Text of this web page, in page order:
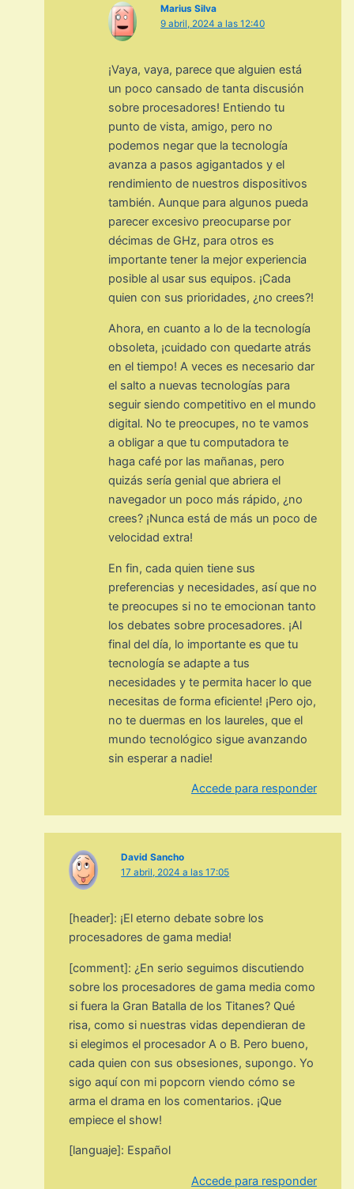
Marius Silva
9 abril, 2024 a las 12:40
¡Vaya, vaya, parece que alguien está
un poco cansado de tanta discusión
sobre procesadores! Entiendo tu
punto de vista, amigo, pero no
podemos negar que la tecnología
avanza a pasos agigantados y el
rendimiento de nuestros dispositivos
también. Aunque para algunos pueda
parecer excesivo preocuparse por
décimas de GHz, para otros es
importante tener la mejor experiencia
posible al usar sus equipos. ¡Cada
quien con sus prioridades, ¿no crees?!
Ahora, en cuanto a lo de la tecnología
obsoleta, ¡cuidado con quedarte atrás
en el tiempo! A veces es necesario dar
el salto a nuevas tecnologías para
seguir siendo competitivo en el mundo
digital. No te preocupes, no te vamos
a obligar a que tu computadora te
haga café por las mañanas, pero
quizás sería genial que abriera el
navegador un poco más rápido, ¿no
crees? ¡Nunca está de más un poco de
velocidad extra!
En fin, cada quien tiene sus
preferencias y necesidades, así que no
te preocupes si no te emocionan tanto
los debates sobre procesadores. ¡Al
final del día, lo importante es que tu
tecnología se adapte a tus
necesidades y te permita hacer lo que
necesitas de forma eficiente! ¡Pero ojo,
no te duermas en los laureles, que el
mundo tecnológico sigue avanzando
sin esperar a nadie!
Accede para responder
David Sancho
17 abril, 2024 a las 17:05
[header]: ¡El eterno debate sobre los
procesadores de gama media!
[comment]: ¿En serio seguimos discutiendo
sobre los procesadores de gama media como
si fuera la Gran Batalla de los Titanes? Qué
risa, como si nuestras vidas dependieran de
si elegimos el procesador A o B. Pero bueno,
cada quien con sus obsesiones, supongo. Yo
sigo aquí con mi popcorn viendo cómo se
arma el drama en los comentarios. ¡Que
empiece el show!
[languaje]: Español
Accede para responder